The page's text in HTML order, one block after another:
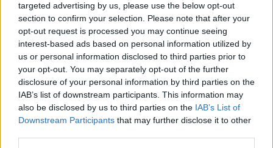
targeted advertising by us, please use the below opt-out
section to confirm your selection. Please note that after your
opt-out request is processed you may continue seeing
interest-based ads based on personal information utilized by
us or personal information disclosed to third parties prior to
your opt-out. You may separately opt-out of the further
disclosure of your personal information by third parties on the
IAB’s list of downstream participants. This information may
also be disclosed by us to third parties on the IAB’s List of
Downstream Participants that may further disclose it to other
Visi įrašai
Žiūrimiausi įrašai
Pateikė daugiau detalių apie iš tėvų paimtus šešis